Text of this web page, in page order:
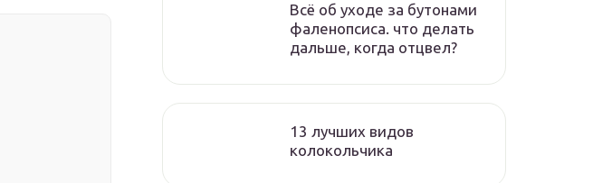
Всё об уходе за бутонами
фаленопсиса. что делать
дальше, когда отцвел?
13 лучших видов
колокольчика